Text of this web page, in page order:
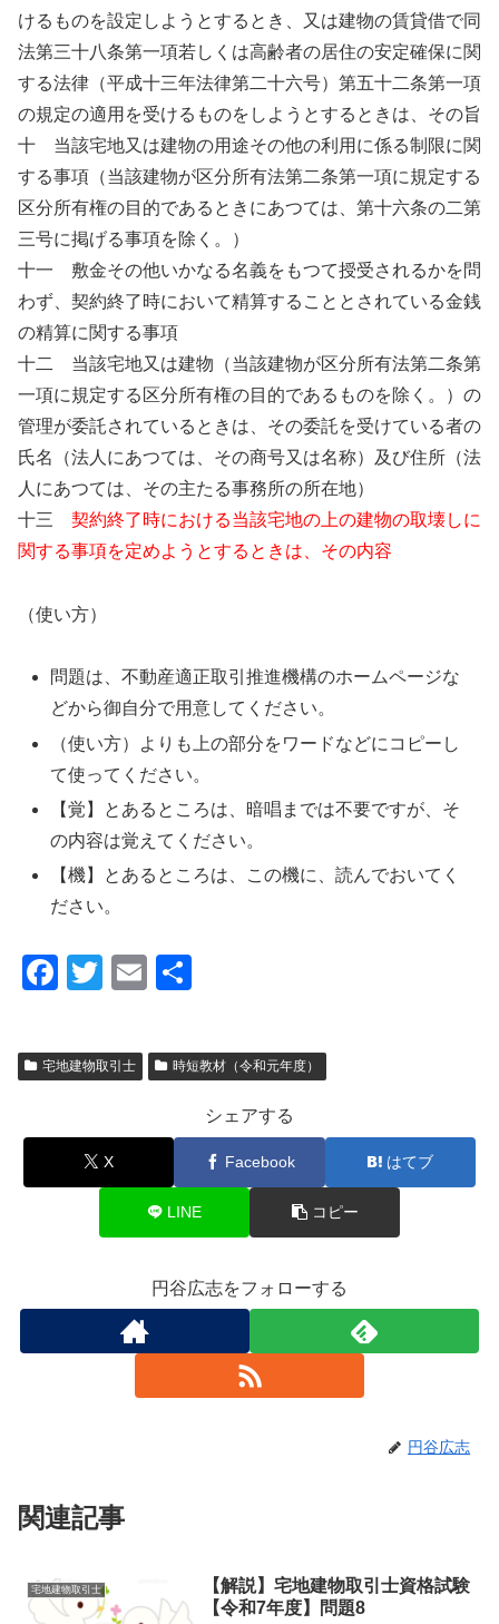
けるものを設定しようとするとき、又は建物の賃貸借で同
法第三十八条第一項若しくは高齢者の居住の安定確保に関
する法律（平成十三年法律第二十六号）第五十二条第一項
の規定の適用を受けるものをしようとするときは、その旨
十 当該宅地又は建物の用途その他の利用に係る制限に関
する事項（当該建物が区分所有法第二条第一項に規定する
区分所有権の目的であるときにあつては、第十六条の二第
三号に掲げる事項を除く。）
十一 敷金その他いかなる名義をもつて授受されるかを問
わず、契約終了時において精算することとされている金銭
の精算に関する事項
十二 当該宅地又は建物（当該建物が区分所有法第二条第
一項に規定する区分所有権の目的であるものを除く。）の
管理が委託されているときは、その委託を受けている者の
氏名（法人にあつては、その商号又は名称）及び住所（法
人にあつては、その主たる事務所の所在地）
十三 契約終了時における当該宅地の上の建物の取壊しに
関する事項を定めようとするときは、その内容
（使い方）
問題は、不動産適正取引推進機構のホームページな
どから御自分で用意してください。
（使い方）よりも上の部分をワードなどにコピーし
て使ってください。
【覚】とあるところは、暗唱までは不要ですが、そ
の内容は覚えてください。
【機】とあるところは、この機に、読んでおいてく
ださい。
F
c
e
o
o
T
tt
er
E
ail
宅地建物取引士 時短教材（令和元年度）
シェアする
X Facebook はてブ
LINE コピー
円谷広志をフォローする
円谷広志
関連記事
宅地建物取引士
【解説】宅地建物取引士資格試験
【令和7年度】問題8